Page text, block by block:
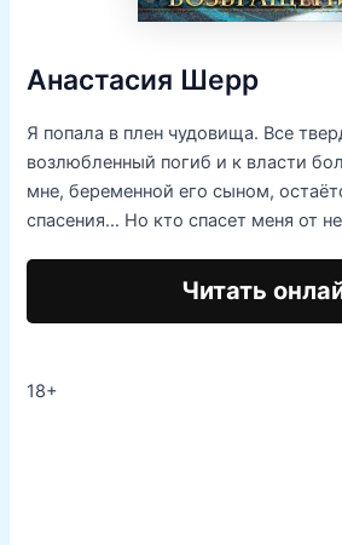
Анастасия Шерр
Я попала в плен чудовища. Все
возлюбленный погиб и к власти
мне, беременной его сыном,
спасения… Но кто спасет меня от
Читать
18+